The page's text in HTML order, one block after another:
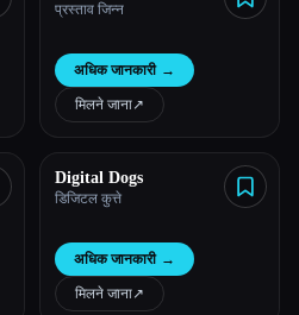
प्रस्ताव जिन्न
अधिक जानकारी →
मिलने जाना↗︎
Digital Dogs
डिजिटल कुत्ते
अधिक जानकारी →
मिलने जाना↗︎